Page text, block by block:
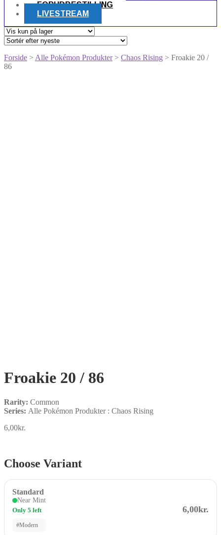
FORUDBESTILLING
LIVESTREAM
Forside > Alle Pokémon Produkter> Chaos Rising > Froakie 20 /
86
Froakie 20 / 86
Rarity: Common
Series: Alle Pokémon Produkter : Chaos Rising
6,00kr.
Choose Variant
Standard
Near Mint
Only 5 left
#Modern
6,00kr.